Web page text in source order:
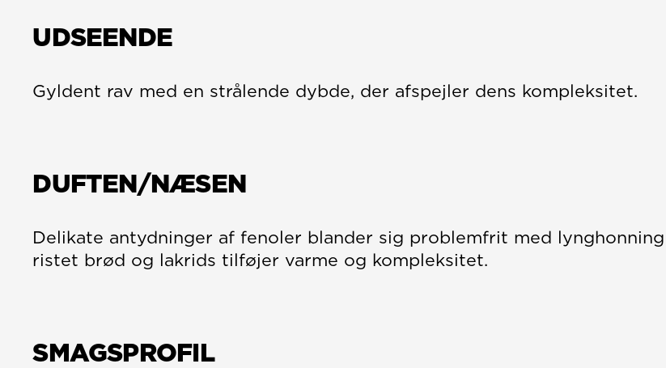
UDSEENDE
Gyldent rav med en strålende dybde, der afspejler dens kompleksitet.
DUFTEN/NÆSEN
Delikate antydninger af fenoler blander sig problemfrit med
ristet brød og lakrids tilføjer varme og kompleksitet.
SMAGSPROFIL